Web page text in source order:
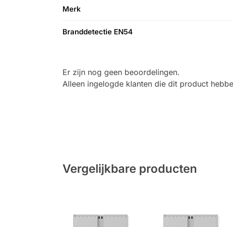
Merk
Branddetectie EN54
Er zijn nog geen beoordelingen.
Alleen ingelogde klanten die dit product
Vergelijkbare producten